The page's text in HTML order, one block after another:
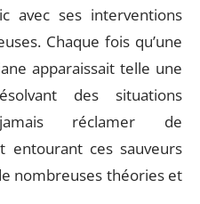
avec ses interventions
Chaque fois qu’une
apparaissait telle une
des situations
réclamer de
entourant ces sauveurs
nombreuses théories et